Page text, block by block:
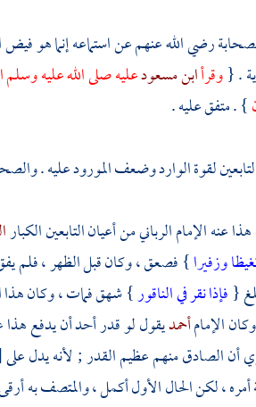
رضي الله عنهم عن استماعه إنما هو فيض
. {وقرأابن مسعودعليه صلى الله عليه وسلم
} . متفق عليه .
لقوة الوارد وضعف المورود عليه .
عنه الإمامالربانيمن أعيان التابعين الكبار
وزفيرا} فصعق ، وكان قبل الظهر ، فلم يفق
{فإذا نقر في الناقور} شهق فمات ، وكان هذا
الإمامأحمديقول لو قدر أحد أن يدفع
الصادق منهم عظيم القدر ; لأنه يدل على
، لكن الحال الأول أكمل ، والمتصف به